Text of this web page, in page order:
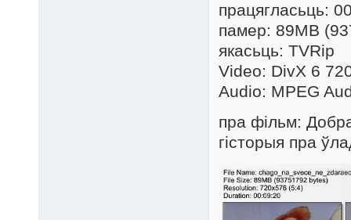
працягласьць:
памер: 89MB
якасьць: TVRip
Video: DivX 6
Audio: MPEG
пра фільм:
гісторыя пра